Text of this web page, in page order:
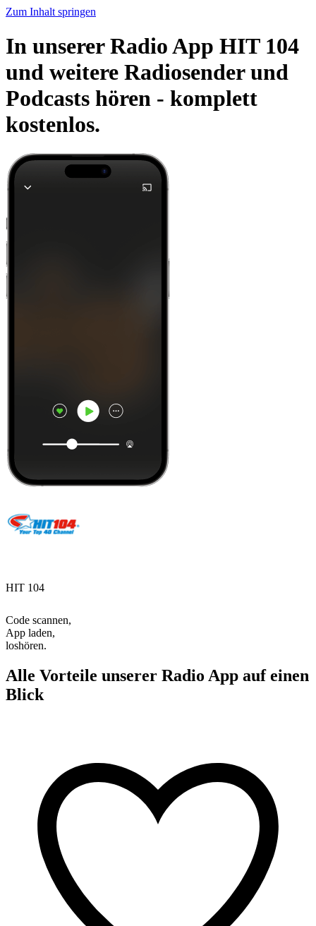
Zum Inhalt springen
In unserer Radio App HIT 104
und weitere Radiosender und
Podcasts hören - komplett
kostenlos.
HIT 104
Code scannen,
App laden,
loshören.
Alle Vorteile unserer Radio App auf einen
Blick